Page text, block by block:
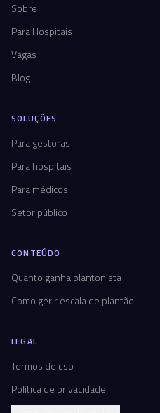
Sobre
Para Hospitais
Vagas
Blog
SOLUÇÕES
Para gestoras
Para hospitais
Para médicos
Setor público
CONTEÚDO
Quanto ganha plantonista
Como gerir escala de plantão
LEGAL
Termos de uso
Política de privacidade